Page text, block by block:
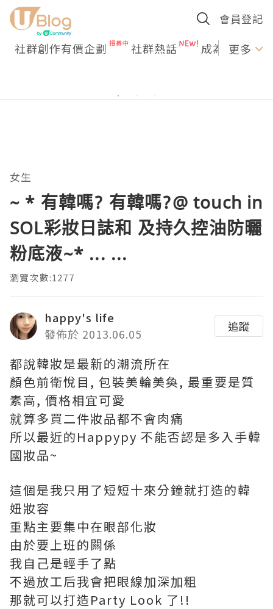
會員登記
社群創作有價企劃 社群熱話 成為U更多
女生
~ * 有韓嗎? 有韓嗎?@ touch in
SOL彩妝日誌和 及持久控油防曬
粉底液~* ... ...
瀏覽次數:1277
happy's life
發佈於 2013.06.05
追蹤
都說韓妝是最新的潮流所在
顏色前衛悅目, 包裝美輪美奐, 最重要是質
素高, 價格相宜可愛
就算多買二件妝品都不會肉痛
所以最近的Happypy 不能否認是多入手韓
國妝品~
這個是我只用了短短十來分鐘就打造的韓
妞妝容
重點主要集中在眼部化妝
由於要上班的闗係
我自己是輕手了點
不過放工后我會把眼線加深加粗
那就可以打造Party Look 了!!